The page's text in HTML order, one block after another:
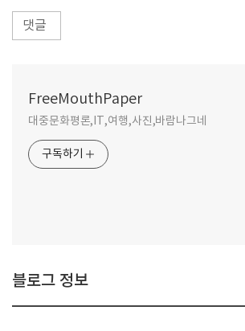
댓글
FreeMouthPaper
대중문화평론,IT,여행,사진,바람나그네
구독하기
블로그 정보